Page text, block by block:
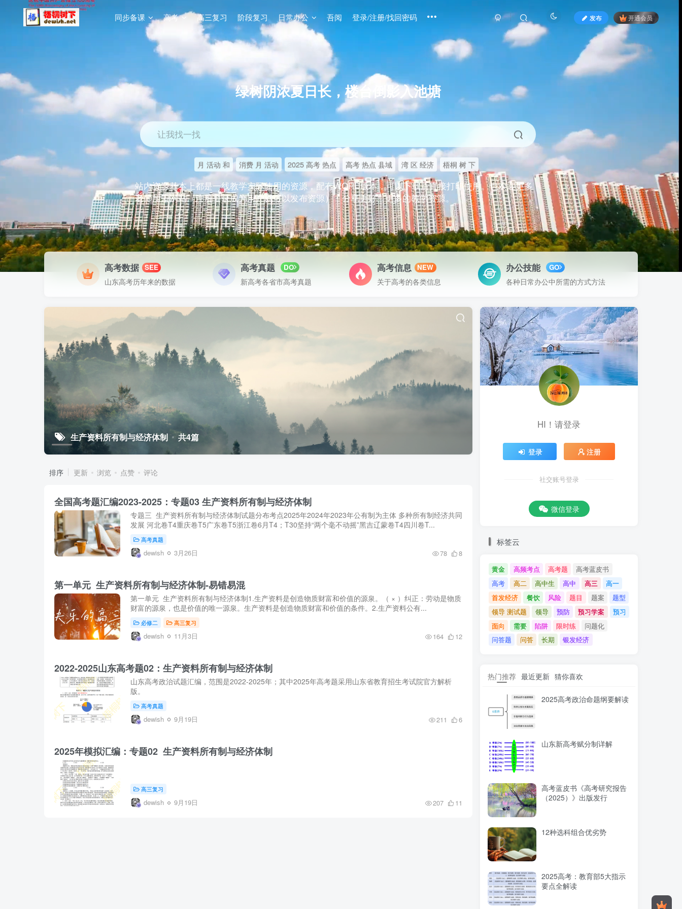
同步备课 高考 高三复习 阶段复习 日常办公 吾阅 登录/注册/找回密码 发布 开通会员
绿树阴浓夏日长，楼台倒影入池塘
让我找一找
月 活动 和 消费 月 活动 2025 高考 热点 高考 热点 县域 湾 区 经济 梧桐 树 下
站内资源基本上都是一线教学实际使用的资源，配有WORD版本，可以下载后直接打印使用。也欢迎更多
老师加盟网站（注册登录成为用户就可以发布资源），分享更好、更多的教学资源。
高考数据 SEE
山东高考历年来的数据
高考真题 DO
新高考各省市高考真题
高考信息 NEW
关于高考的各类信息
办公技能 GO
各种日常办公中所需的方式方法
生产资料所有制与经济体制 共4篇
排序 更新 浏览 点赞 评论
全国高考题汇编2023-2025：专题03 生产资料所有制与经济体制
专题三 生产资料所有制与经济体制试题分布考点2025年2024年2023年公有制为主体 多种所有制经济共同
发展 河北卷T4重庆卷T5广东卷T5浙江卷6月T4；T30坚持“两个毫不动摇”黑吉辽蒙卷T4四川卷T...
高考真题
dewish 3月26日 78 8
第一单元 生产资料所有制与经济体制-易错易混
第一单元 生产资料所有制与经济体制1.生产资料是创造物质财富和价值的源泉。（ × ）纠正：劳动是物质
财富的源泉，也是价值的唯一源泉。生产资料是创造物质财富和价值的条件。2.生产资料公有...
必修二 高三复习
dewish 11月3日 164 12
2022-2025山东高考题02：生产资料所有制与经济体制
山东高考政治试题汇编，范围是2022-2025年；其中2025年高考题采用山东省教育招生考试院官方解析
版。
高考真题
dewish 9月19日 211 6
2025年模拟汇编：专题02 生产资料所有制与经济体制
高三复习
dewish 9月19日 207 11
HI！请登录
登录 注册
社交账号登录
微信登录
标签云
黄金 高频考点 高考题
高考蓝皮书
高考
高二 高中生 高中 高三
高一
首发经济
餐饮 风险 题目 题案
题型
领导 测试题
领导 预防 预习学案
预习
面向
需要 陷阱 限时练
问题化
问答题
问答 长期 银发经济
热门推荐 最近更新 猜你喜欢
2025高考政治命题纲要解读
山东新高考赋分制详解
高考蓝皮书《高考研究报告
（2025）》出版发行
12种选科组合优劣势
2025高考：教育部5大指示
要点全解读